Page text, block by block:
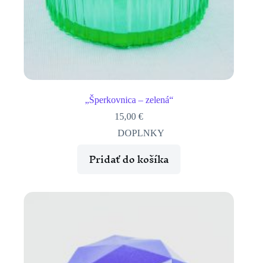
„Šperkovnica – zelená“
15,00€
DOPLNKY
Pridať do košíka